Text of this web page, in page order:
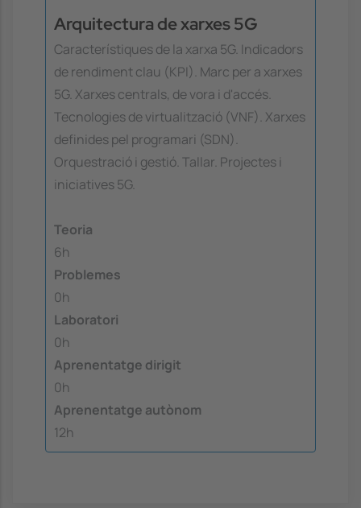
Arquitectura de xarxes 5G
Característiques de la xarxa 5G. Indicadors
de rendiment clau (KPI). Marc per a xarxes
5G. Xarxes centrals, de vora i d'accés.
Tecnologies de virtualització (VNF). Xarxes
definides pel programari (SDN).
Orquestració i gestió. Tallar. Projectes i
iniciatives 5G.
Teoria
6h
Problemes
0h
Laboratori
0h
Aprenentatge dirigit
0h
Aprenentatge autònom
12h